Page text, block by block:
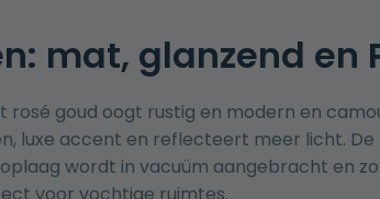
mat, glanzend en
rosé goud oogt rustig en modern en
luxe accent en reflecteert meer licht.
wordt in vacuüm aangebracht en